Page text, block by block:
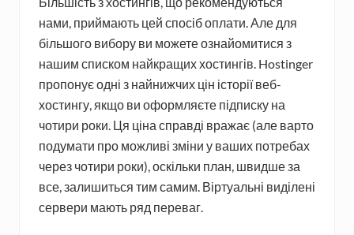
нами, приймають цей спосіб оплати. Але для
більшого вибору ви можете ознайомитися з
нашим списком найкращих хостингів. Hostinger
пропонує одні з найнижчих цін історії веб-
хостингу, якщо ви оформляєте підписку на
чотири роки. Ця ціна справді вражає (але варто
подумати про можливі зміни у ваших потребах
через чотири роки), оскільки план, швидше за
все, залишиться тим самим. Віртуальні виділені
сервери мають ряд переваг.